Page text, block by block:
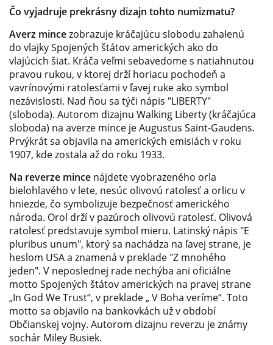
Čo vyjadruje prekrásny dizajn tohto numizmatu?
Averz mincezobrazuje kráčajúcu slobodu zahalenú
do vlajky Spojených štátov amerických ako do
vlajúcich šiat. Kráča veľmi sebavedome s natiahnutou
pravou rukou, v ktorej drží horiacu pochodeň a
vavrínovými ratolesťami v ľavej ruke ako symbol
nezávislosti. Nad ňou sa týči nápis "LIBERTY"
(sloboda). Autorom dizajnu Walking Liberty (kráčajúca
sloboda) na averze mince je Augustus Saint-Gaudens.
Prvýkrát sa objavila na amerických emisiách v roku
1907, kde zostala až do roku 1933.
Na reverze mince nájdete vyobrazeného orla
bielohlavého v lete, nesúc olivovú ratolesť a orlicu v
hniezde, čo symbolizuje bezpečnosť amerického
národa. Orol drží v pazúroch olivovú ratolesť. Olivová
ratolesť predstavuje symbol mieru. Latinský nápis "E
pluribus unum", ktorý sa nachádza na ľavej strane, je
heslom USA a znamená v preklade "Z mnohého
jeden". V neposlednej rade nechýba ani oficiálne
motto Spojených štátov amerických na pravej strane
„In God We Trust“, v preklade „ V Boha veríme“. Toto
motto sa objavilo na bankovkách už v období
Občianskej vojny. Autorom dizajnu reverzu je známy
sochár Miley Busiek.